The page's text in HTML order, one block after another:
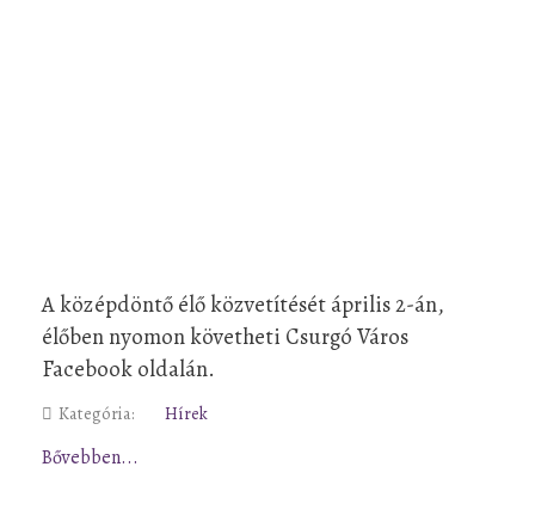
A középdöntő élő közvetítését április 2-án,
élőben nyomon követheti Csurgó Város
Facebook oldalán.
Kategória: Hírek
Bővebben...